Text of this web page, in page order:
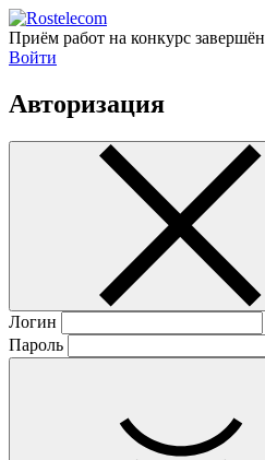
Приём работ на конкурс завершён
Войти
Авторизация
Логин
Пароль